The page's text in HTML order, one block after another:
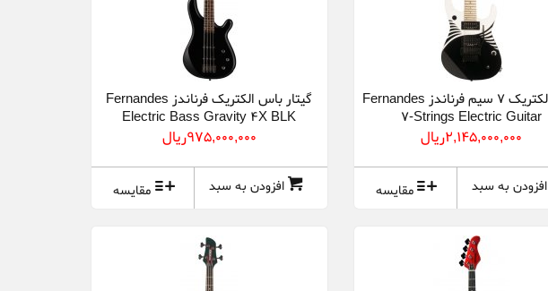
گیتار الکتریک ۷ سیم فرناندز Fernandes
7-Strings Electric Guitar
Revolver RO7 Deluxe
2,145,000,000ريال
افزودن به سبد مقایسه
گیتار باس الکتریک فرناندز Fernandes
Electric Bass Gravity 4X BLK
975,000,000ريال
افزودن به سبد مقایسه